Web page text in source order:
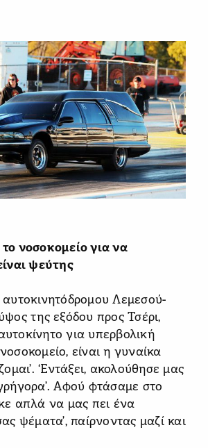
νοσοκομείο για να
ψεύτης
Λεμεσού-
της εξόδου προς Τσέρι,
για υπερβολική
είναι η γυναίκα
‘Εντάξει, ακολούθησε μας
Αφού φτάσαμε στο
απλά να μας πει ένα
ψέματα’, παίρνοντας μαζί και